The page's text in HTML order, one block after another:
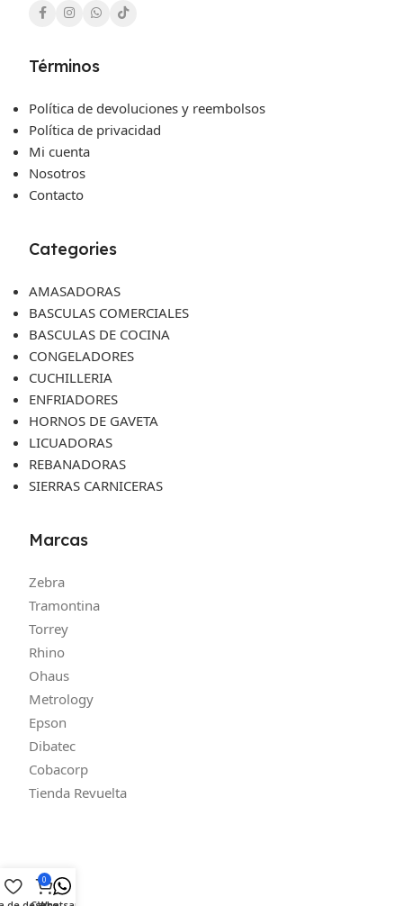
Términos
Política de devoluciones y reembolsos
Política de privacidad
Mi cuenta
Nosotros
Contacto
Categories
AMASADORAS
BASCULAS COMERCIALES
BASCULAS DE COCINA
CONGELADORES
CUCHILLERIA
ENFRIADORES
HORNOS DE GAVETA
LICUADORAS
REBANADORAS
SIERRAS CARNICERAS
Marcas
Zebra
Tramontina
Torrey
Rhino
Ohaus
Metrology
Epson
Dibatec
Cobacorp
Tienda Revuelta
0